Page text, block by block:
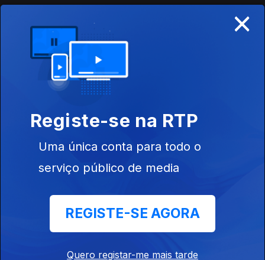
29 jul. 2026
Anunciados os primeiros oito nomes do Festival Vapor;
Retrospetiva do Queer restaura obras e coloca-as em diálogo;
Morreu o DJ e produtor Kavinsky, aos 50 anos.
No More
13ª edição de 19 a 28 de Novembro; Até 09 de Agosto em Sta.
Maria da Feira; Banda de Mike Patton de regresso aos palcos
11h: A leste do Couraíso; Vitória Vermelho;
David Fonseca
Rubrica de regresso à 3 com Inês Henriques e Catarina
×
Registe-se na RTP
Uma única conta para todo o
serviço público de media
REGISTE-SE AGORA
Quero registar-me mais tarde